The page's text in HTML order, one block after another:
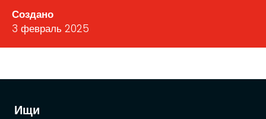
Ищи
Создано
3 февраль 2025